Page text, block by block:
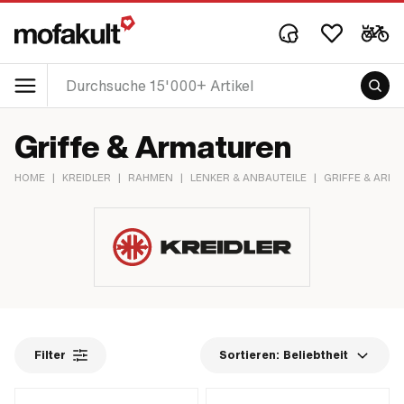
Griffe & Armaturen
HOME | KREIDLER | RAHMEN | LENKER & ANBAUTEILE | GRIFFE &
Filter Sortieren: Beliebtheit